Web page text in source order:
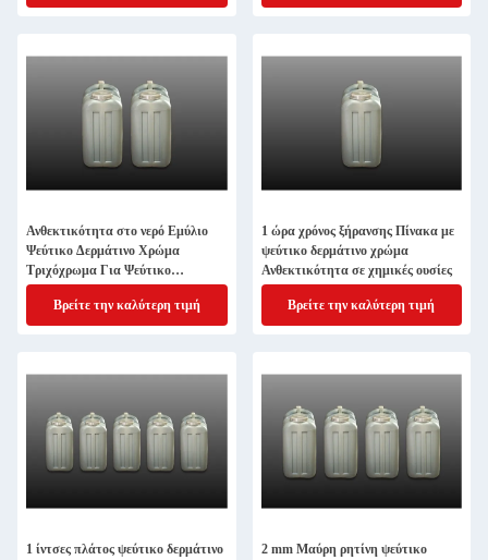
Ανθεκτικότητα στο νερό Εμύλιο
Ψεύτικο Δερμάτινο Χρώμα
Τριχόχρωμα Για Ψεύτικο
Δερμάτινο Top Σύσταση
Βρείτε την καλύτερη τιμή
1 ώρα χρόνος ξήρανσης Πίνακα με
ψεύτικο δερμάτινο χρώμα
Ανθεκτικότητα σε χημικές ουσίες
Βρείτε την καλύτερη τιμή
1 ίντσες πλάτος ψεύτικο δερμάτινο
2 mm Μαύρη ρητίνη ψεύτικο